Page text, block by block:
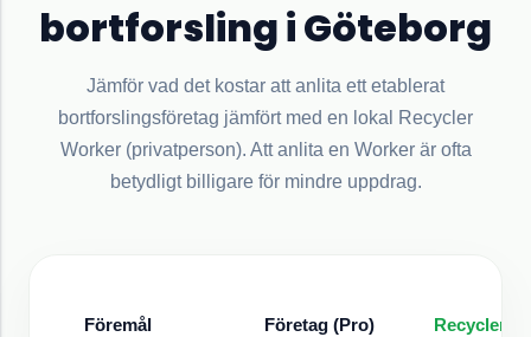
bortforsling iGöteborg
Jämför vad det kostar att anlita ett etablerat
bortforslingsföretag jämfört med en lokal Recycler
Worker (privatperson). Att anlita en Worker är ofta
betydligt billigare för mindre uppdrag.
Föremål Företag (Pro) Recycler